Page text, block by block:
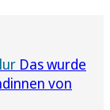
Das wurde
von